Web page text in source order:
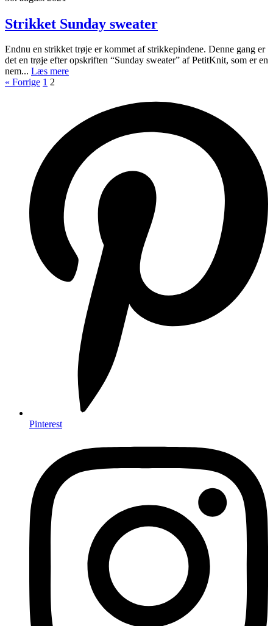
Strikket Sunday sweater
Endnu en strikket trøje er kommet af strikkepindene. Denne gang er
det en trøje efter opskriften “Sunday sweater” af PetitKnit, som er en
nem... Læs mere
« Forrige 1 2
Pinterest